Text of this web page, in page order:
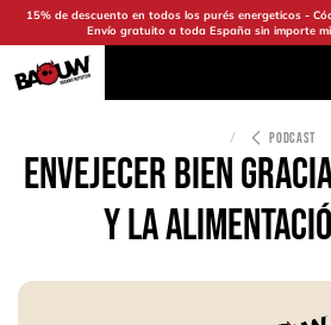
Ir al contenido
15% de descuento en todos los purés energeticos -
Envío gratuito a toda España sin importe
PODCAST
Envejecer bien
y la